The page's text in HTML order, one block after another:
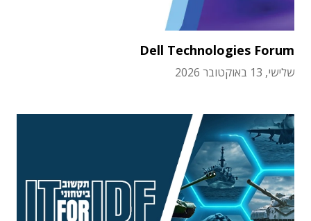
Dell Technologies Forum
שלישי, 13 באוקטובר 2026